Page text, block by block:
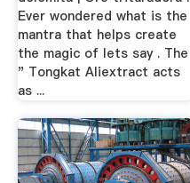
Ever wondered what is the
mantra that helps create
the magic of lets say . The
" Tongkat Aliextract acts
as ...